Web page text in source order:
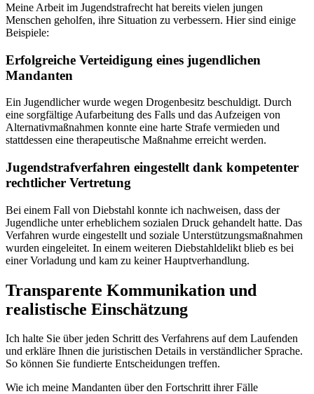
Meine Arbeit im Jugendstrafrecht hat bereits vielen jungen
Menschen geholfen, ihre Situation zu verbessern. Hier sind einige
Beispiele:
Erfolgreiche Verteidigung eines jugendlichen
Mandanten
Ein Jugendlicher wurde wegen Drogenbesitz beschuldigt. Durch
eine sorgfältige Aufarbeitung des Falls und das Aufzeigen von
Alternativmaßnahmen konnte eine harte Strafe vermieden und
stattdessen eine therapeutische Maßnahme erreicht werden.
Jugendstrafverfahren eingestellt dank kompetenter
rechtlicher Vertretung
Bei einem Fall von Diebstahl konnte ich nachweisen, dass der
Jugendliche unter erheblichem sozialen Druck gehandelt hatte. Das
Verfahren wurde eingestellt und soziale Unterstützungsmaßnahmen
wurden eingeleitet. In einem weiteren Diebstahldelikt blieb es bei
einer Vorladung und kam zu keiner Hauptverhandlung.
Transparente Kommunikation und
realistische Einschätzung
Ich halte Sie über jeden Schritt des Verfahrens auf dem Laufenden
und erkläre Ihnen die juristischen Details in verständlicher Sprache.
So können Sie fundierte Entscheidungen treffen.
Wie ich meine Mandanten über den Fortschritt ihrer Fälle